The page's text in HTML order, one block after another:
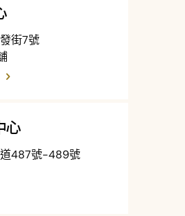
街7號
心
487號-489號